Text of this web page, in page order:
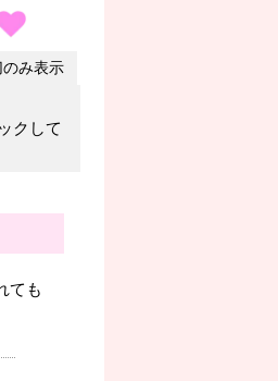
み表示
クして
ても